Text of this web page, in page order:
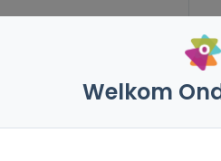
vakken en
inspirerend materiaal
Welkom